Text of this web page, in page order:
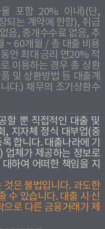
포함 20% 이내)(단,
되는 계약에 한함), 취급
음, 중개수수료 없음, 추
~ 60개월 / 총 대출 비용
안 최대 금리 연20% 적
이용하는 경우 총 상환
및 상환방법 등 대출계
다.) 채무의 조기상환수
할 뿐 직접적인 대출 및
, 지자체 정식 대부업(중
합니다. 대출나라에 기
업체가 제공하는 정보로
하여 어떠한 책임을 지
것은 불법입니다. 과도한
수 있습니다. 대출 시 신
로 다른 금융거래가 제